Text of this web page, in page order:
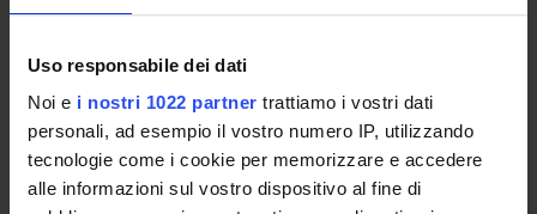
Uso responsabile dei dati
Noi e i nostri 1022 partner trattiamo i vostri dati
personali, ad esempio il vostro numero IP, utilizzando
tecnologie come i cookie per memorizzare e accedere
alle informazioni sul vostro dispositivo al fine di
Modulo: ORTODONZIA
-------
1) Trattamento ortodontico: evoluzione degli obiettivi.
2) Necessità e richiesta di trattamento ortodontico.